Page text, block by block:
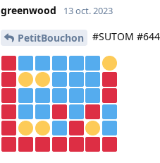
greenwood 13 oct. 2023
PetitBouchon #SUTOM